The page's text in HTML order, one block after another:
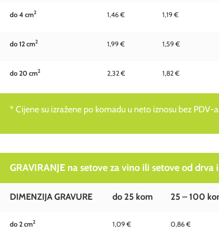
do 4 cm2 1,46 € 1,19 €
do 12 cm2 1,99 € 1,59 €
do 20 cm2 2,32 € 1,82 €
* Cijene su izražene po komadu u neto iznosu bez PDV-
GRAVIRANJE na setove za vino ili setove od
DIMENZIJA GRAVURE do 25 kom 25 – 100
do 2 cm2 1,09 € 0,86 €